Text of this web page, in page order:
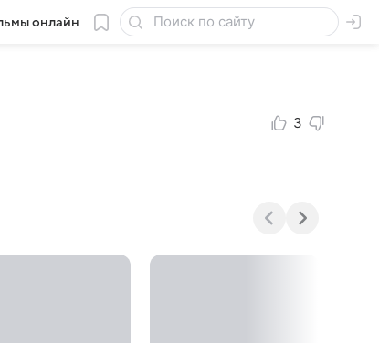
онлайн
3